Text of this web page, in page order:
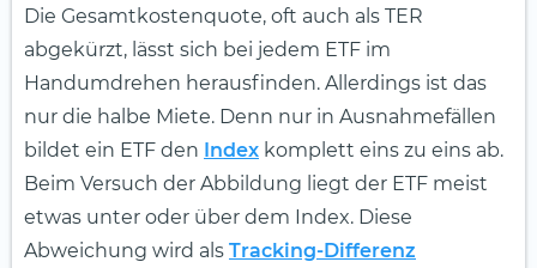
Die Gesamtkostenquote, oft auch als TER
abgekürzt, lässt sich bei jedem ETF im
Handumdrehen herausfinden. Allerdings ist das
nur die halbe Miete. Denn nur in Ausnahmefällen
bildet ein ETF den Index komplett eins zu eins ab.
Beim Versuch der Abbildung liegt der ETF meist
etwas unter oder über dem Index. Diese
Abweichung wird als Tracking-Differenz